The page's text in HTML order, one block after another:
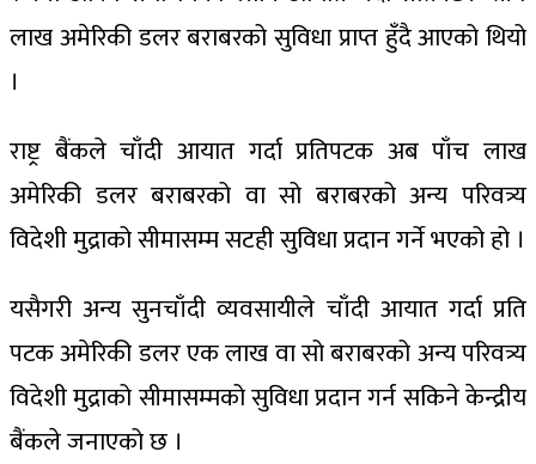
लाख अमेरिकी डलर बराबरको सुविधा प्राप्त हुँदै आएको थियो
।
राष्ट्र बैंकले चाँदी आयात गर्दा प्रतिपटक अब पाँच लाख
अमेरिकी डलर बराबरको वा सो बराबरको अन्य परिवत्र्य
विदेशी मुद्राको सीमासम्म सटही सुविधा प्रदान गर्ने भएको हो ।
यसैगरी अन्य सुनचाँदी व्यवसायीले चाँदी आयात गर्दा प्रति
पटक अमेरिकी डलर एक लाख वा सो बराबरको अन्य परिवत्र्य
विदेशी मुद्राको सीमासम्मको सुविधा प्रदान गर्न सकिने केन्द्रीय
बैंकले जनाएको छ ।